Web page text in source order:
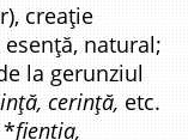
creație
natural;
la gerunziul
cerință, etc.
*fientia,